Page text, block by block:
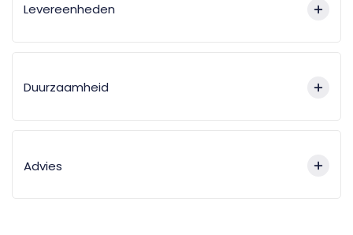
Levereenheden
Duurzaamheid
Advies